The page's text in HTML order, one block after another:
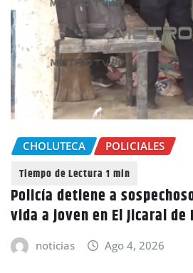
CHOLUTECA POLICIALES
Policía detiene a
vida a joven en El Jicaral de
noticias Ago 4, 2026